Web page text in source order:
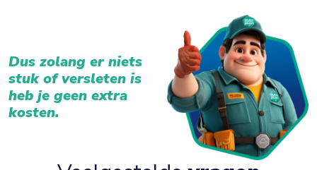
Dus zolang er niets
stuk of versleten is
heb je geen extra
kosten.